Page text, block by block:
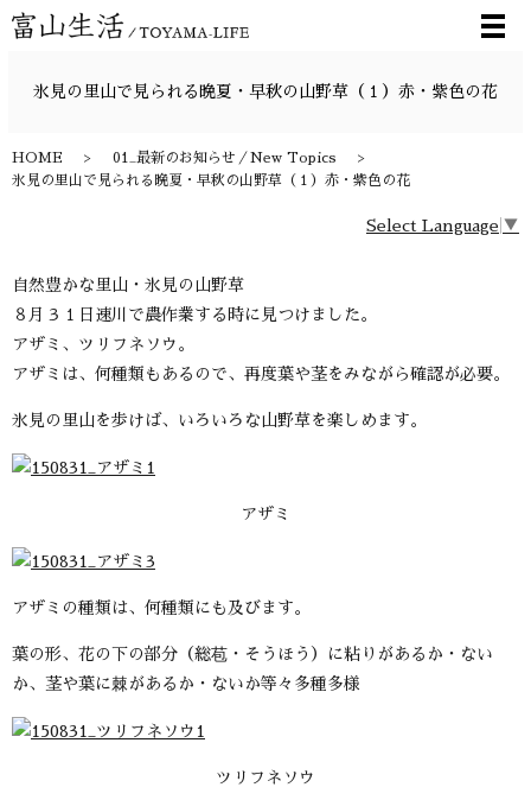
メ
氷見の里山で見られる晩夏・早秋の山野草（１）赤・紫色の花
HOME
01_最新のお知らせ／New Topics
氷見の里山で見られる晩夏・早秋の山野草（１）赤・紫色の花
Select Language ▼
自然豊かな里山・氷見の山野草
８月３１日速川で農作業する時に 見つけました。
アザミ、ツリフネソウ。
アザミは、何種類もあるので、再度葉や茎をみながら確認が必要。
氷見の里山を歩けば、いろいろな山野草を楽しめます。
アザミ
アザミの種類は、何種類にも及びます。
葉の形、花の下の部分（総苞・そうほう）に粘りがあるか・ない
か、茎や葉に棘があるか・ないか等々多種多様
ツリフネソウ